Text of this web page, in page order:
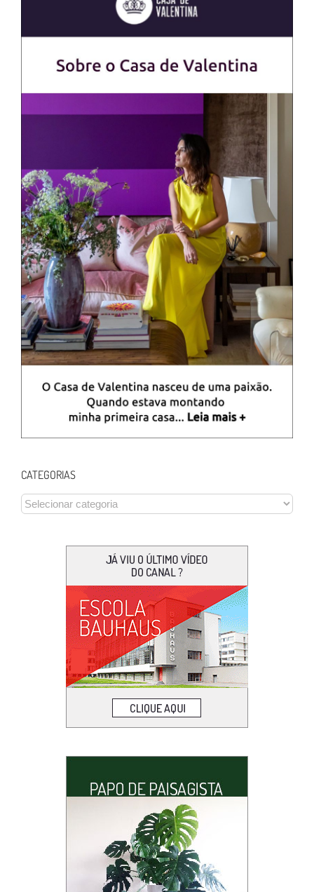
CATEGORIAS
CATEGORIAS